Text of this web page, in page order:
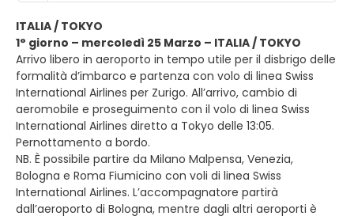
ITALIA / TOKYO
1° giorno – mercoledì 25 Marzo – ITALIA / TOKYO
Arrivo libero in aeroporto in tempo utile per il disbrigo delle
formalità d’imbarco e partenza con volo di linea Swiss
International Airlines per Zurigo. All’arrivo, cambio di
aeromobile e proseguimento con il volo di linea Swiss
International Airlines diretto a Tokyo delle 13:05.
Pernottamento a bordo.
NB. È possibile partire da Milano Malpensa, Venezia,
Bologna e Roma Fiumicino con voli di linea Swiss
International Airlines. L’accompagnatore partirà
dall’aeroporto di Bologna, mentre dagli altri aeroporti è